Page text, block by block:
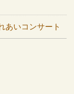
あいコンサート